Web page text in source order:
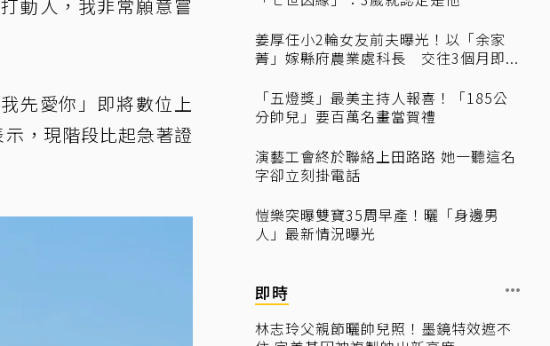
動人，我非常願意嘗
先愛你」即將數位上
，現階段比起急著證
姜厚任小2輪女友前夫曝光！以「余家
菁」嫁縣府農業處科長 交往3個月即...
「五燈獎」最美主持人報喜！「185公
分帥兒」要百萬名畫當賀禮
演藝工會終於聯絡上田路路 她一聽這名
字卻立刻掛電話
愷樂突曝雙寶35周早產！曬「身邊男
人」最新情況曝光
即時
林志玲父親節曬帥兒照！墨鏡特效遮不